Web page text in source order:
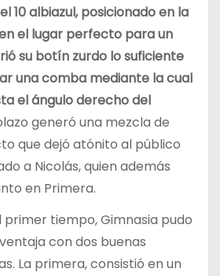
10 albiazul, posicionado en la
el lugar perfecto para un
su botín zurdo lo suficiente
una comba mediante la cual
el ángulo derecho del
generó una mezcla de
que dejó atónito al público
a Nicolás, quien además
en Primera.
tiempo, Gimnasia pudo
con dos buenas
La primera, consistió en un